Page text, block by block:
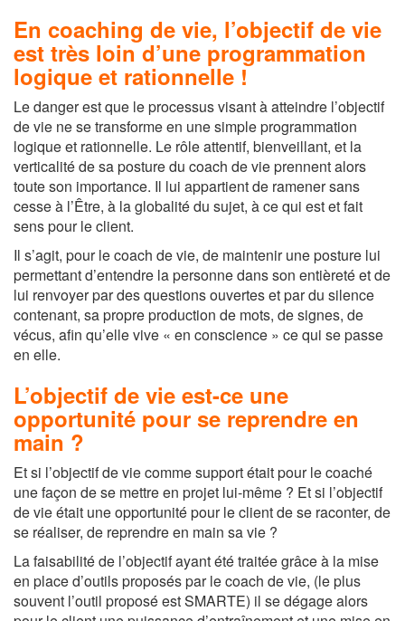
En coaching de vie, l’objectif de vie
est très loin d’une programmation
logique et rationnelle !
Le danger est que le processus visant à atteindre l’objectif
de vie ne se transforme en une simple programmation
logique et rationnelle. Le rôle attentif, bienveillant, et la
verticalité de sa posture du coach de vie prennent alors
toute son importance. Il lui appartient de ramener sans
cesse à l’Être, à la globalité du sujet, à ce qui est et fait
sens pour le client.
Il s’agit, pour le coach de vie, de maintenir une posture lui
permettant d’entendre la personne dans son entièreté et de
lui renvoyer par des questions ouvertes et par du silence
contenant, sa propre production de mots, de signes, de
vécus, afin qu’elle vive « en conscience » ce qui se passe
en elle.
L’objectif de vie est-ce une
opportunité pour se reprendre en
main ?
Et si l’objectif de vie comme support était pour le coaché
une façon de se mettre en projet lui-même ? Et si l’objectif
de vie était une opportunité pour le client de se raconter, de
se réaliser, de reprendre en main sa vie ?
La faisabilité de l’objectif ayant été traitée grâce à la mise
en place d’outils proposés par le coach de vie, (le plus
souvent l’outil proposé est SMARTE) il se dégage alors